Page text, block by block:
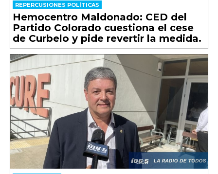
REPERCUSIONES POLÍTICAS
Hemocentro Maldonado: CED del
Partido Colorado cuestiona el cese
de Curbelo y pide revertir la medida.